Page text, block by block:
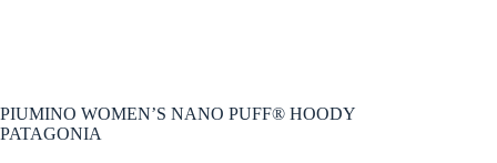
PIUMINO WOMEN’S NANO PUFF® HOODY
PATAGONIA